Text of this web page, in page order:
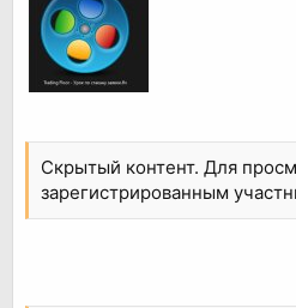
Скрытый контент. Для
зарегистрированным